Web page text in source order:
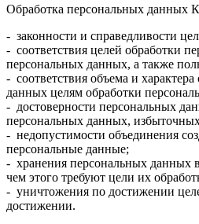
Обработка персональных данных
- законности и справедливости
- соответствия целей обработки
персональных данных, а также
- соответствия объема и
данных целям обработки
- достоверности персональных
персональных данных,
- недопустимости объединения
персональные данные;
- хранения персональных данных
чем этого требуют цели их
- уничтожения по достижении
достижении.